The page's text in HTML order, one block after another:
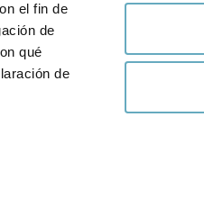
el fin de
de
qué
dede Redes Sociales